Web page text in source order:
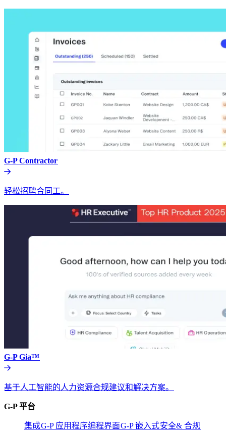
G-P Contractor​​
轻松招聘合同工。​​
G-P Gia™​​
基于人工智能的人力资源合规建议和解决方案。​​
G-P 平台​​
集成​​G-P 应用程序编程界面​​G-P 嵌入式​​安全& 合规​​